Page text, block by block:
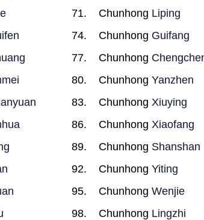
Chunhong Liping
Chunhong Guifang
Chunhong
Chunhong Yanzhen
Chunhong Xiuying
Chunhong Xiaofang
Chunhong Shanshan
Chunhong Yiting
Chunhong Wenjie
Chunhong Lingzhi